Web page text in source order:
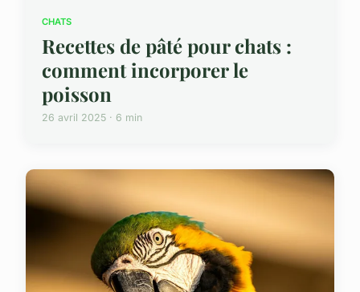
CHATS
Recettes de pâté pour chats :
comment incorporer le
poisson
26 avril 2025 · 6 min